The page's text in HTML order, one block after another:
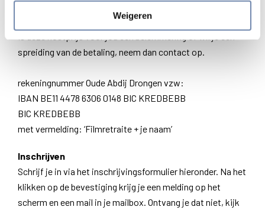
Weigeren
spreiding van de betaling, neem dan contact op.
rekeningnummer Oude Abdij Drongen vzw:
IBAN BE11 4478 6306 0148 BIC KREDBEBB​
​BIC KREDBEBB
met vermelding: ‘Filmretraite + je naam’
Inschrijven
Schrijf je in via het inschrijvingsformulier hieronder. Na het
klikken op de bevestiging krijg je een melding op het
scherm en een mail in je mailbox. Ontvang je dat niet, kijk